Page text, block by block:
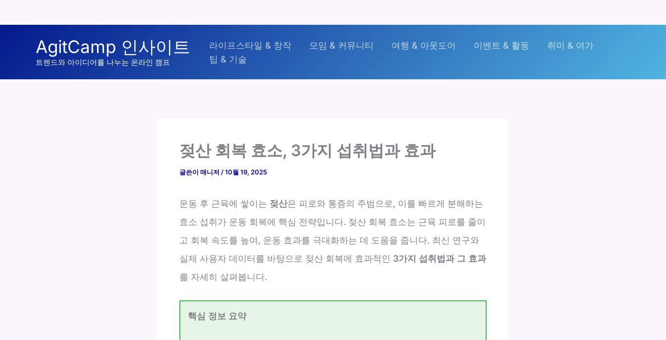
AgitCamp 인사이트
트렌드와 아이디어를 나누는 온라인 캠프
라이프스타일 & 창작 모임 & 커뮤니티 여행 & 아웃도어 이벤트 & 활동
취미 & 여가
팁 & 기술
젖산 회복 효소, 3가지 섭취법과 효과
글쓴이 매니저 /10월 19, 2025
운동 후 근육에 쌓이는 젖산은 피로와 통증의 주범으로, 이를 빠르게 분해하는
효소 섭취가 운동 회복에 핵심 전략입니다. 젖산 회복 효소는 근육 피로를 줄이
고 회복 속도를 높여, 운동 효과를 극대화하는 데 도움을 줍니다. 최신 연구와
실제 사용자 데이터를 바탕으로 젖산 회복에 효과적인 3가지 섭취법과 그 효과
를 자세히 살펴봅니다.
핵심 정보 요약